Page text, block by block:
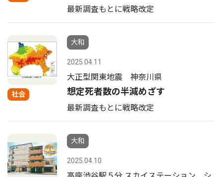
最新調査もとに戦略改定
社会
大和
2025.04.11
大正型関東地震 神奈川県
想定死者数の半減めざす
最新調査もとに戦略改定
大和
2025.04.10